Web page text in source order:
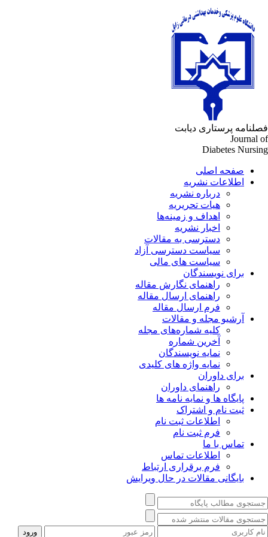
پرستاری دیابت
Journal
Diabetes
صفحه اصلی
اطلاعات نشریه
درباره نشریه
هیات تحریریه
اهداف و زمینه‌ها
اخبار نشریه
دسترسی به مقالات
سیاست دسترسی آزاد
سیاست های مالی
برای نویسندگان
راهنمای نگارش مقاله
راهنمای ارسال مقاله
فرم ارسال مقاله
آرشیو مجله و مقالات
کلیه شماره‌های مجله
آخرین شماره
نمایه نویسندگان
نمایه واژه های کلیدی
برای داوران
راهنمای داوران
پایگاه ها و نمایه نامه ها
ثبت نام و اشتراک
اطلاعات ثبت نام
فرم ثبت نام
تماس با ما
اطلاعات تماس
فرم برقراری ارتباط
بایگانی مقالات در حال ویرایش